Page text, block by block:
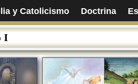
y Catolicismo Doctrina
I